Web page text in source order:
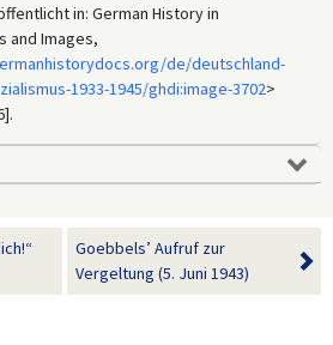
in: German History in
and Images,
de/deutschland-
1933-1945/ghdi:image-3702>
Goebbels’ Aufruf zur
Vergeltung (5. Juni 1943)